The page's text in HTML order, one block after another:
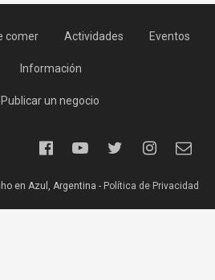
comer Actividades Eventos
Información
Publicar un negocio
en Azul, Argentina - Política de Privacidad